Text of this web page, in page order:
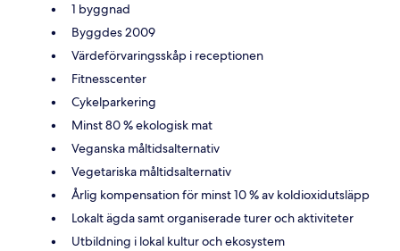
1 byggnad
Byggdes 2009
Värdeförvaringsskåp i receptionen
Fitnesscenter
Cykelparkering
Minst 80 % ekologisk mat
Veganska måltidsalternativ
Vegetariska måltidsalternativ
Årlig kompensation för minst 10 % av koldioxidutsläpp
Lokalt ägda samt organiserade turer och aktiviteter
Utbildning i lokal kultur och ekosystem